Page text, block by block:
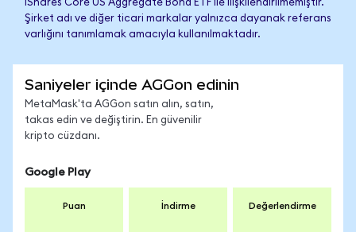
iShares Core US Aggregate Bond ETF ile ilişkilendirilmemiştir.
Şirket adı ve diğer ticari markalar yalnızca dayanak referans
varlığını tanımlamak amacıyla kullanılmaktadır.
Saniyeler içinde AGGon edinin
MetaMask'ta AGGon satın alın, satın,
takas edin ve değiştirin. En güvenilir
kripto cüzdanı.
Google Play
Puan İndirme Değerlendirme